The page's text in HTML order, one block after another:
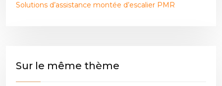
Solutions d’assistance montée d’escalier PMR
Sur le même thème